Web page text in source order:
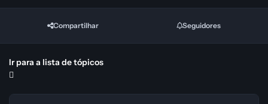
Compartilhar Seguidores
Ir para a lista de tópicos